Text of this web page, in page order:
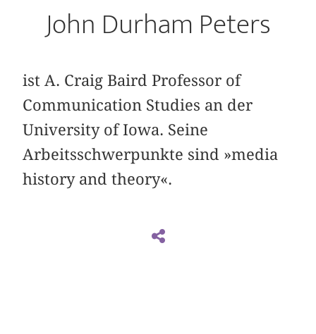
John Durham Peters
ist A. Craig Baird Professor of
Communication Studies an der
University of Iowa. Seine
Arbeitsschwerpunkte sind »media
history and theory«.